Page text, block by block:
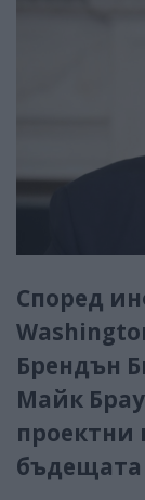
Според
Брендън
Майк
проектни
бъдещата